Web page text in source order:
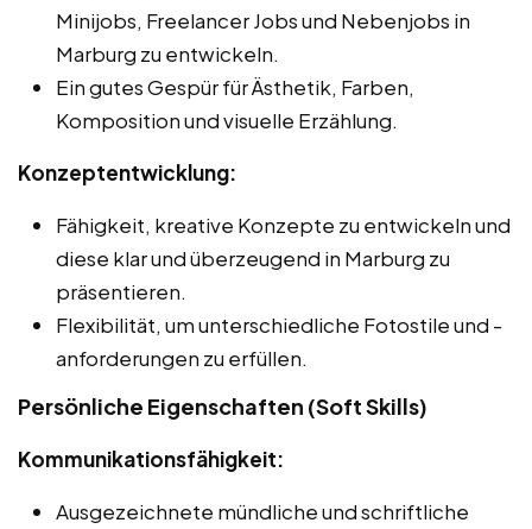
Minijobs, Freelancer Jobs und Nebenjobs in
Marburg zu entwickeln.
Ein gutes Gespür für Ästhetik, Farben,
Komposition und visuelle Erzählung.
Konzeptentwicklung:
Fähigkeit, kreative Konzepte zu entwickeln und
diese klar und überzeugend in Marburg zu
präsentieren.
Flexibilität, um unterschiedliche Fotostile und -
anforderungen zu erfüllen.
Persönliche Eigenschaften (Soft Skills)
Kommunikationsfähigkeit:
Ausgezeichnete mündliche und schriftliche